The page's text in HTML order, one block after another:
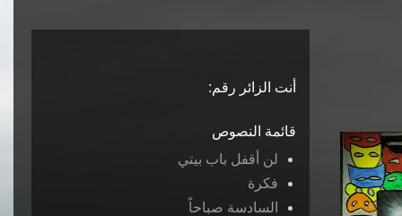
أنت الزائر رقم:
قائمة النصوص
لن أقفل باب بيتي
فكرة
السادسة صباحاً